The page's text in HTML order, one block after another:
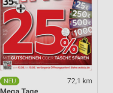
72,1 km